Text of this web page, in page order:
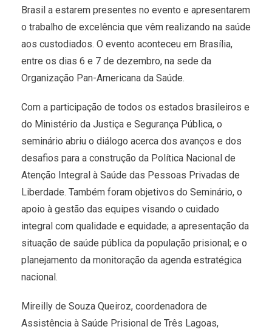
Brasil a estarem presentes no evento e apresentarem
o trabalho de excelência que vêm realizando na saúde
aos custodiados. O evento aconteceu em Brasília,
entre os dias 6 e 7 de dezembro, na sede da
Organização Pan-Americana da Saúde.
Com a participação de todos os estados brasileiros e
do Ministério da Justiça e Segurança Pública, o
seminário abriu o diálogo acerca dos avanços e dos
desafios para a construção da Política Nacional de
Atenção Integral à Saúde das Pessoas Privadas de
Liberdade. Também foram objetivos do Seminário, o
apoio à gestão das equipes visando o cuidado
integral com qualidade e equidade; a apresentação da
situação de saúde pública da população prisional; e o
planejamento da monitoração da agenda estratégica
nacional.
Mireilly de Souza Queiroz, coordenadora de
Assistência à Saúde Prisional de Três Lagoas,